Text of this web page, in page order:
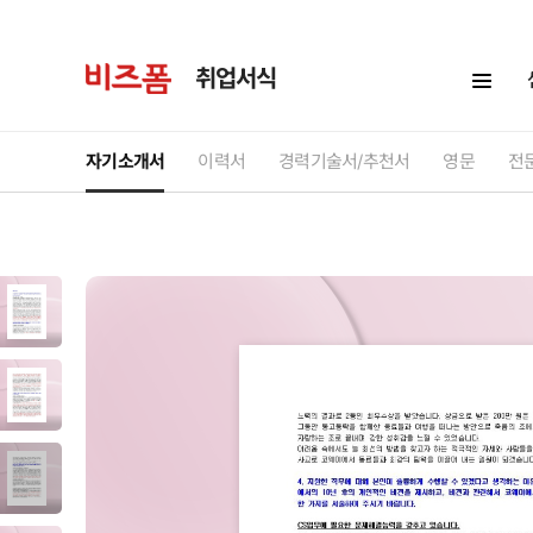
취업서식
자기소개서 이력서 경력기술서/추천서 영문 전